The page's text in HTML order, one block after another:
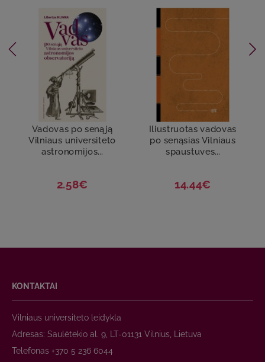
Vadovas po senąją
Vilniaus universiteto
astronomijos...
2.58€
Iliustruotas vadovas
po senąsias Vilniaus
spaustuves...
14.44€
KONTAKTAI
Vilniaus universiteto leidykla
Adresas: Saulėtekio al. 9, LT-01131 Vilnius, Lietuva
Telefonas +370 5 236 6044